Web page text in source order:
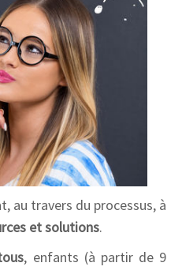
au travers du processus, à
et solutions.
, enfants (à partir de 9